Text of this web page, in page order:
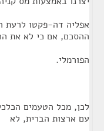
אפליה דה-פקטו לרעת
ההסכם, אם כי לא את
הפורמלי.
לכן, מכל הטעמים
עם ארצות הברית, לא